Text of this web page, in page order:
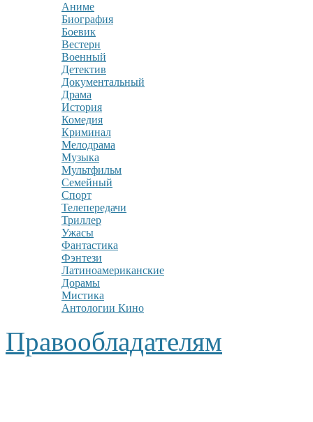
Аниме
Биография
Боевик
Вестерн
Военный
Детектив
Документальный
Драма
История
Комедия
Криминал
Мелодрама
Музыка
Мультфильм
Семейный
Спорт
Телепередачи
Триллер
Ужасы
Фантастика
Фэнтези
Латиноамериканские
Дорамы
Мистика
Антологии Кино
Правообладателям